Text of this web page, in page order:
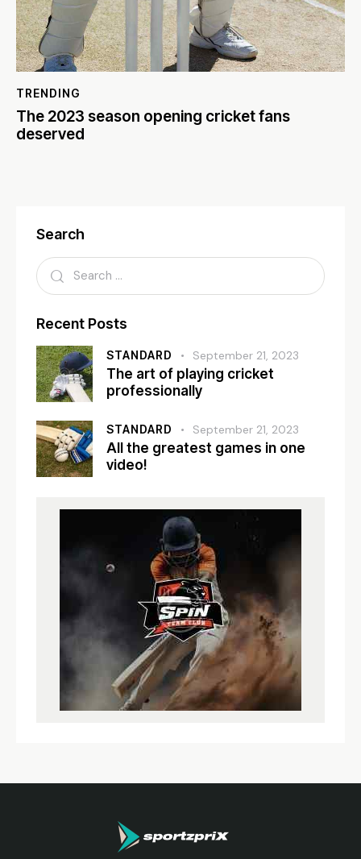
TRENDING
The 2023 season opening cricket fans
deserved
Search
Recent Posts
STANDARD September 21, 2023
The art of playing cricket
professionally
STANDARD September 21, 2023
All the greatest games in one
video!